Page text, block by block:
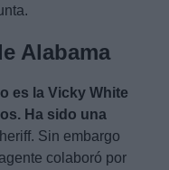
Alabama
es la Vicky White
Ha sido una
Sin embargo
colaboró por